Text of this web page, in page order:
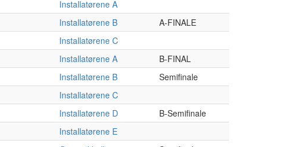
Installatørene A
Installatørene B
A-FINALE
Installatørene C
Installatørene A
B-FINAL
Installatørene B
Semifinale
Installatørene C
Installatørene D
B-Semifinale
Installatørene E